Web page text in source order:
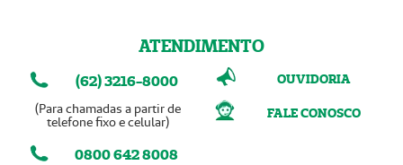
ATENDIMENTO
(62) 3216-8000
(Para chamadas a partir de
telefone fixo e celular)
0800 642 8008
OUVIDORIA
FALE CONOSCO